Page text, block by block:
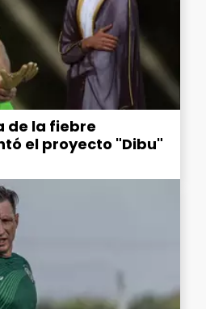
de la fiebre
el proyecto "Dibu"